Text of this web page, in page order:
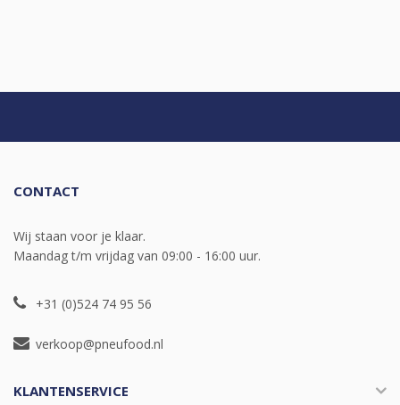
CONTACT
Wij staan voor je klaar.
Maandag t/m vrijdag van 09:00 - 16:00 uur.
+31 (0)524 74 95 56
verkoop@pneufood.nl
KLANTENSERVICE